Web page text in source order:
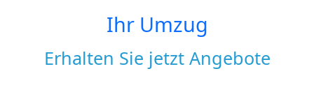
Ihr Umzug
Erhalten Sie jetzt Angebote